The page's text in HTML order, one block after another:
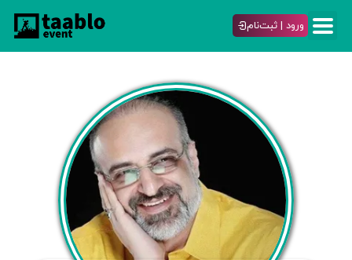
ورود | ثبت‌نام